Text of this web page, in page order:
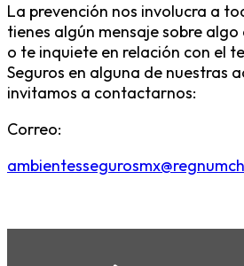
La prevención nos involucra a
tienes algún mensaje sobre
o te inquiete en relación con el
Seguros en alguna de nuestras
invitamos a contactarnos:
Correo: